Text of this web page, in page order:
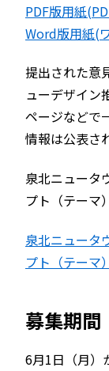
PDF版用紙
Word版用紙(
提出された意
ューデザイン
ページなどで
情報は公表さ
泉北ニュータ
プト（テーマ
泉北ニュータ
プト（テーマ
募集期間
6月1日（月）